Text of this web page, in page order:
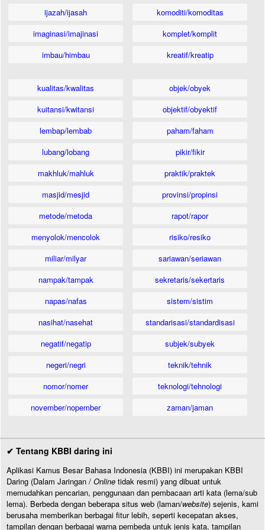
ijazah/ijasah
imaginasi/imajinasi
imbau/himbau
komoditi/komoditas
komplet/komplit
kreatif/kreatip
kualitas/kwalitas
kuitansi/kwitansi
lembap/lembab
lubang/lobang
makhluk/mahluk
masjid/mesjid
metode/metoda
menyolok/mencolok
miliar/milyar
nampak/tampak
napas/nafas
nasihat/nasehat
negatif/negatip
negeri/negri
nomor/nomer
november/nopember
objek/obyek
objektif/obyektif
paham/faham
pikir/fikir
praktik/praktek
provinsi/propinsi
rapot/rapor
risiko/resiko
sariawan/seriawan
sekretaris/sekertaris
sistem/sistim
standarisasi/standardisasi
subjek/subyek
teknik/tehnik
teknologi/tehnologi
zaman/jaman
✔ Tentang KBBI daring ini
Aplikasi Kamus Besar Bahasa Indonesia (KBBI) ini merupakan KBBI
Daring (Dalam Jaringan / Online tidak resmi) yang dibuat untuk
memudahkan pencarian, penggunaan dan pembacaan arti kata (lema/sub
lema). Berbeda dengan beberapa situs web (laman/website) sejenis, kami
berusaha memberikan berbagai fitur lebih, seperti kecepatan akses,
tampilan dengan berbagai warna pembeda untuk jenis kata, tampilan